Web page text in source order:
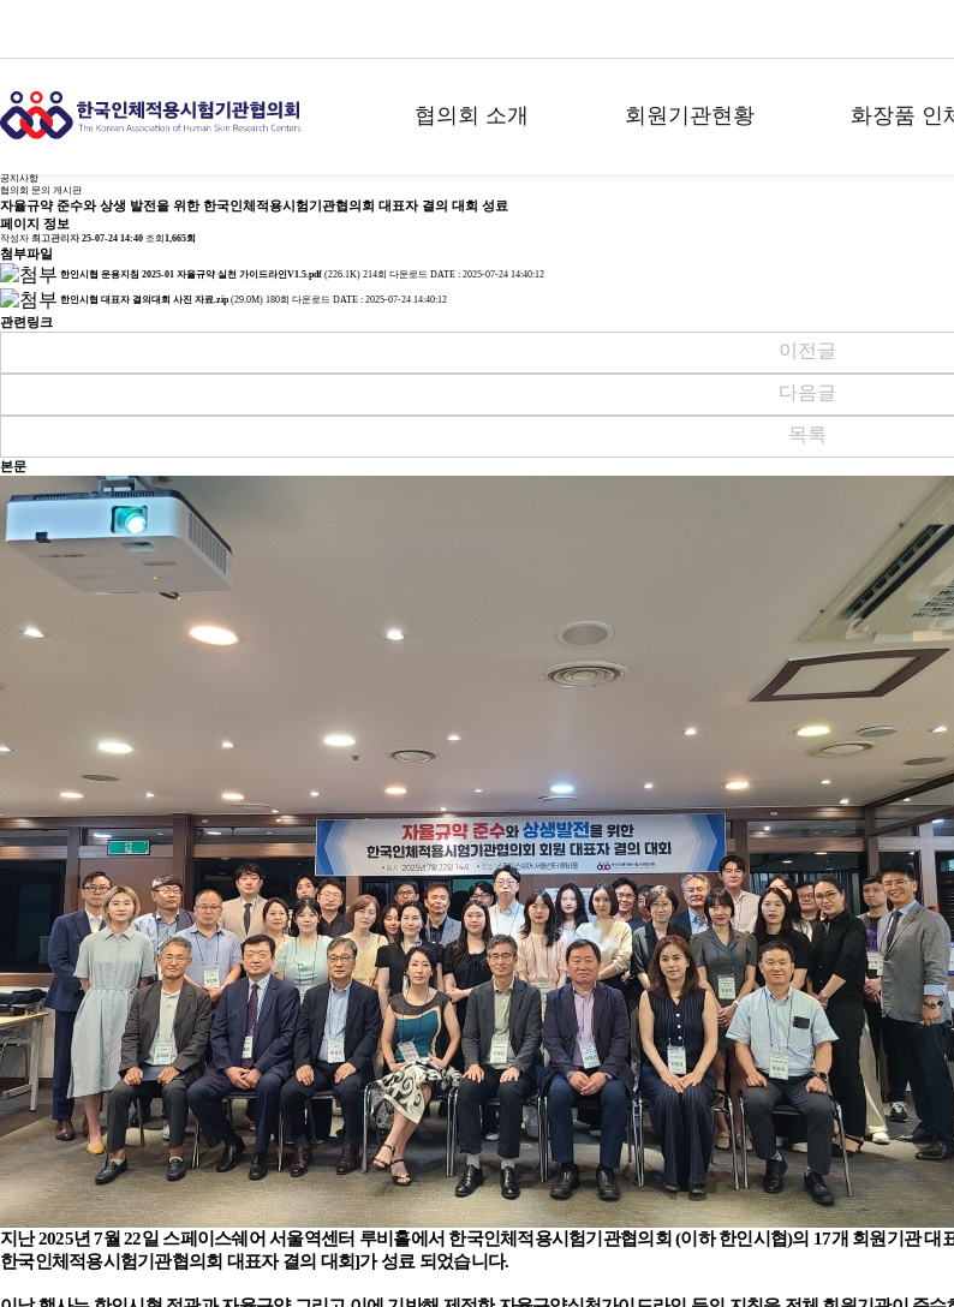
협의회 소개
협의회 소개
협의회 조직도
회원기관현황 화장품 인
협의회 소식
화장품 인체적용시험
협의회 소식
회원 공간
공지사항
공지사항
협의회 문의 게시판
자율규약 준수와 상생 발전을 위한 한국인체적용시험기관협의회 대표자 결의 대회 성료
페이지 정보
작성자 최고관리자 25-07-24 14:40 조회 1,665회
첨부파일
한인시협 운용지침 2025-01 자율규약 실천 가이드라인V1.5.pdf (226.1K) 214회 다운로드 DATE : 2025-07-24 14:40:12
한인시협 대표자 결의대회 사진 자료.zip (29.0M) 180회 다운로드 DATE : 2025-07-24 14:40:12
관련링크
이전글
다음글
목록
본문
지난 2025년 7월 22일 스페이스쉐어 서울역센터 루비홀에서 한국인체적용시험기관협의회 (이하 한인시협)의 17개 회원기관 대
한국인체적용시험기관협의회 대표자 결의 대회]가 성료 되었습니다.